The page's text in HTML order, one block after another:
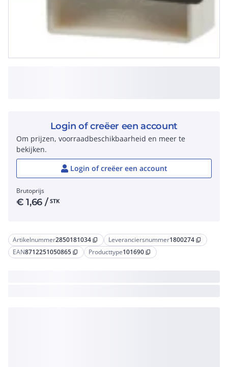
Artikelnummer2850181034 content_copy Leveranciersnummer1800274 content_copy
EAN8712251050865 content_copy Producttype101690 content_copy
Login of creëer een account
Om prijzen, voorraadbeschikbaarheid en meer te
bekijken.
Login of creëer een account
Brutoprijs
€1,66 / STK